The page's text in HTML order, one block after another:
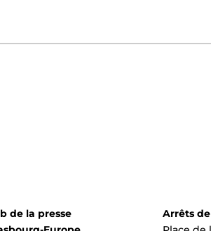
de la presse
Arrêts